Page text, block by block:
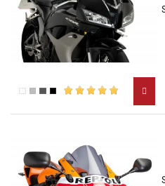
Przezroczysty (W)
Lekko przyciemniany (H)
Mocno przyciemniany (F)
Czarny (N)